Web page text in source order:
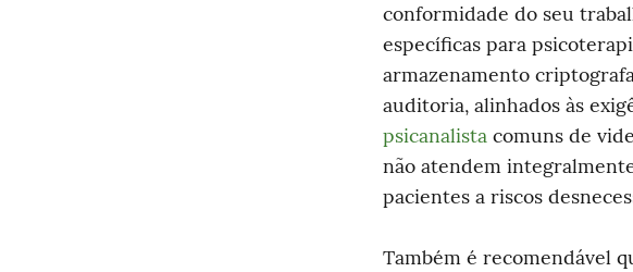
conformidade do seu
específicas para
armazenamento
auditoria, alinhados às
psicanalista comuns de
não atendem
pacientes a riscos
Também é recomendável